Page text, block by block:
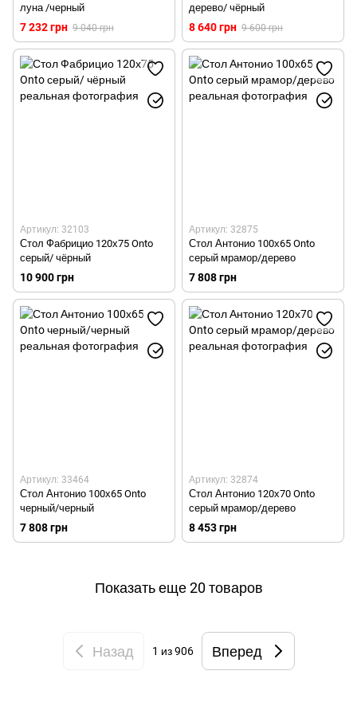
луна /черный
7 232 грн 9 040 грн
дерево/ чёрный
8 640 грн 9 600 грн
Артикул: 32103
Стол Фабрицио 120х75 Onto
серый/ чёрный
10 900 грн
Артикул: 32875
Стол Антонио 100х65 Onto
серый мрамор/дерево
7 808 грн
Артикул: 33464
Стол Антонио 100х65 Onto
черный/черный
7 808 грн
Артикул: 32874
Стол Антонио 120х70 Onto
серый мрамор/дерево
8 453 грн
Показать еще 20 товаров
Назад 1 из 906 Вперед